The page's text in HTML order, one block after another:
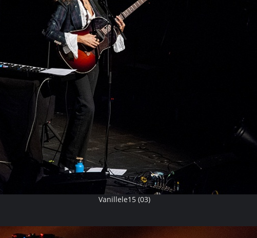
Vanillele15 (03)